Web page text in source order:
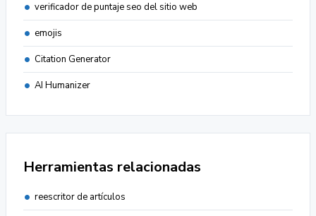
verificador de puntaje seo del sitio web
emojis
Citation Generator
AI Humanizer
Herramientas relacionadas
reescritor de artículos